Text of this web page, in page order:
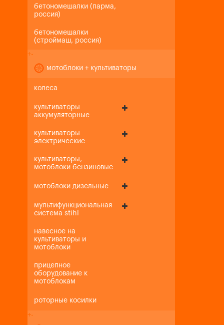
бетономешалки (парма,
россия)
бетономешалки
(строймаш, россия)
+-
мотоблоки + культиваторы
колеса
культиваторы
аккумуляторные
культиваторы
электрические
культиваторы,
мотоблоки бензиновые
мотоблоки дизельные
мультифункциональная
система stihl
навесное на
культиваторы и
мотоблоки
прицепное
оборудование к
мотоблокам
роторные косилки
+-